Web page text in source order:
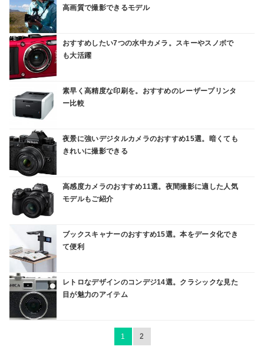
高画質で撮影できるモデル
おすすめしたい7つの水中カメラ。スキーやスノボで
も大活躍
素早く高精度な印刷を。おすすめのレーザープリンタ
ー比較
夜景に強いデジタルカメラのおすすめ15選。暗くても
きれいに撮影できる
高感度カメラのおすすめ11選。夜間撮影に適した人気
モデルもご紹介
ブックスキャナーのおすすめ15選。本をデータ化でき
て便利
レトロなデザインのコンデジ14選。クラシックな見た
目が魅力のアイテム
1 2